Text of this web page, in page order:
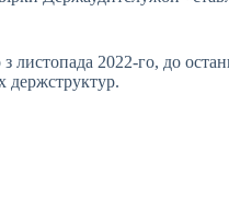
2022-го, до
держструктур.